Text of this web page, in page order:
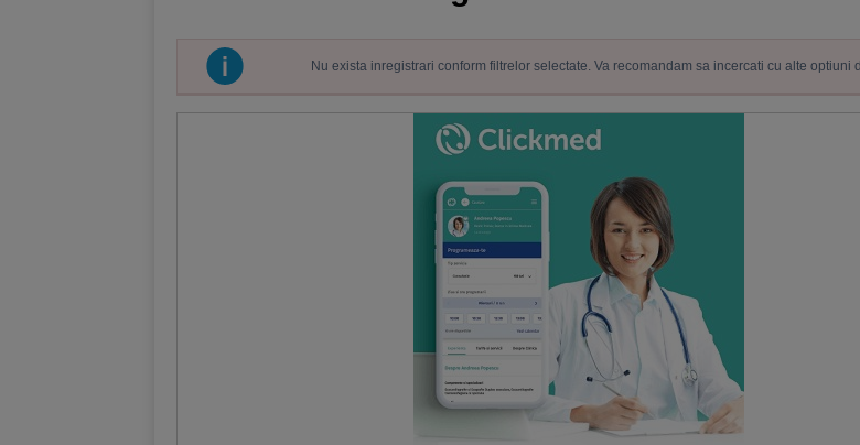
Nu exista inregistrari conform filtrelor selectate. Va recomandam sa incercati cu alte optiuni